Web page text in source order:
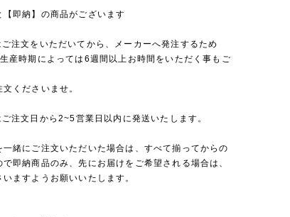
【即納】の商品がございます
注文をいただいてから、メーカーへ発注するため
産時期によっては6週間以上お時間をいただく事もご
くださいませ。
注文日から2~5営業日以内に発送いたします。
緒にご注文いただいた場合は、すべて揃ってからの
即納商品のみ、先にお届けをご希望される場合は、
ますようお願いいたします。